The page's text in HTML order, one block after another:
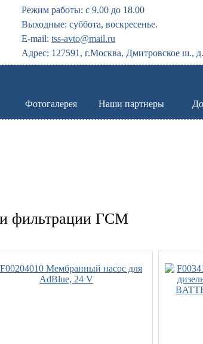
Режим работы: с 9.00 до 18.00
Выходные: суббота, воскресенье.
E-mail: tss-avto@mail.ru
Адрес: 127591, г.Москва, Дмитровское ш.,
Фотогалерея Наши партнеры
и фильтрации ГСМ